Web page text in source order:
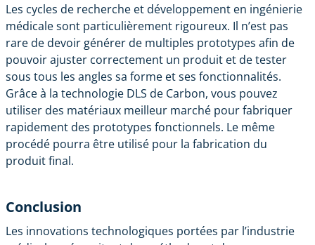
Les cycles de recherche et développement en ingénierie
médicale sont particulièrement rigoureux. Il n’est pas
rare de devoir générer de multiples prototypes afin de
pouvoir ajuster correctement un produit et de tester
sous tous les angles sa forme et ses fonctionnalités.
Grâce à la technologie DLS de Carbon, vous pouvez
utiliser des matériaux meilleur marché pour fabriquer
rapidement des prototypes fonctionnels. Le même
procédé pourra être utilisé pour la fabrication du
produit final.
Conclusion
Les innovations technologiques portées par l’industrie